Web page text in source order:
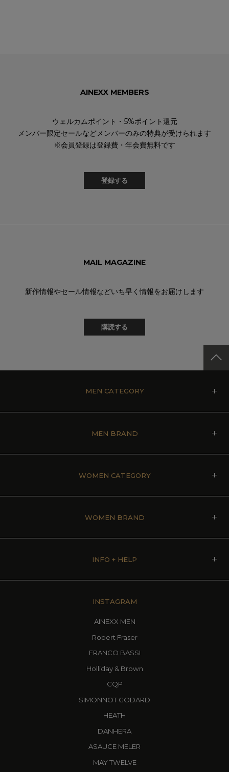
AINEXX MEMBERS
ウェルカムポイント・5%ポイント還元
メンバー限定セールなどメンバーのみの特典が受けられます
※会員登録は登録費・年会費無料です
登録する
MAIL MAGAZINE
新作情報やセール情報などいち早く情報をお届けします
購読する
MEN CATEGORY
MEN BRAND
WOMEN CATEGORY
WOMEN BRAND
INFO + HELP
INSTAGRAM
AINEXX MEN
Robert Fraser
FRANCO BASSI
Holliday & Brown
CQP
SIMONNOT GODARD
HEATH
DANHERA
ASAUCE MELER
MAY TWELVE